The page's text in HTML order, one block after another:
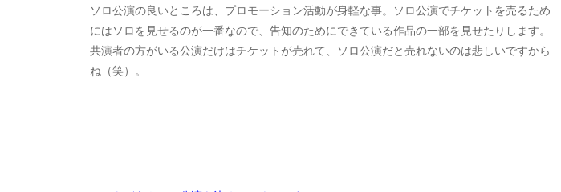
ソロ公演の良いところは、プロモーション活動が身軽な事。ソロ公演でチケットを売るため
にはソロを見せるのが一番なので、告知のためにできている作品の一部を見せたりします。
共演者の方がいる公演だけはチケットが売れて、ソロ公演だと売れないのは悲しいですから
ね（笑）。